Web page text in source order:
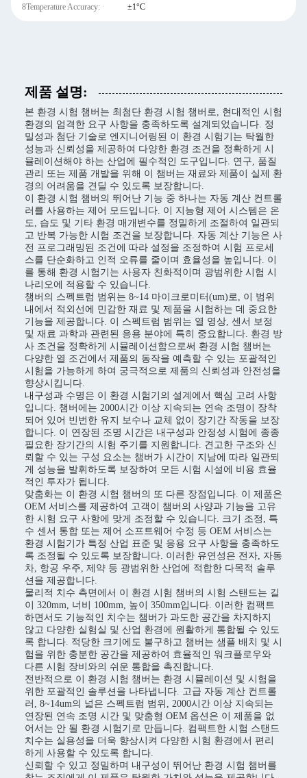
8Temperature Accuracy: ±1°C
제품 설명:
본 환경 시험 챔버는 최첨단 환경 시험 챔버로, 현대적인 시험
환경의 엄격한 요구 사항을 충족하도록 설계되었습니다. 정
밀성과 첨단 기술로 엔지니어링된 이 환경 시험기는 탁월한
성능과 신뢰성을 제공하여 다양한 환경 조건을 정확하게 시
뮬레이션해야 하는 산업에 필수적인 도구입니다. 연구, 품질
관리 또는 제품 개발을 위해 이 챔버는 재료와 제품이 실제 환
경의 어려움을 견딜 수 있도록 보장합니다.
이 환경 시험 챔버의 뛰어난 기능 중 하나는 자동 계산 컨트롤
러를 사용하는 제어 모드입니다. 이 지능형 제어 시스템은 온
도, 습도 및 기타 환경 매개변수를 정밀하게 조절하여 일관되
고 반복 가능한 시험 조건을 보장합니다. 자동 계산 기능은 사
전 프로그래밍된 조건에 따라 설정을 조정하여 시험 프로세
스를 단순화하고 인적 오류를 줄이며 효율성을 높입니다. 이
를 통해 환경 시험기는 사용자 친화적이며 광범위한 시험 시
나리오에 적용할 수 있습니다.
챔버의 스펙트럼 범위는 8~14 마이크로미터(um)로, 이 범위
내에서 적외선에 민감한 재료 및 제품을 시험하는 데 중요한
기능을 제공합니다. 이 스펙트럼 범위는 열 영상, 센서 보정
및 재료 과학과 관련된 응용 분야에 특히 중요합니다. 환경 방
사 조건을 정확하게 시뮬레이션함으로써 환경 시험 챔버는
다양한 열 조건에서 제품의 동작을 예측할 수 있는 포괄적인
시험을 가능하게 하여 궁극적으로 제품의 신뢰성과 안전성을
향상시킵니다.
내구성과 수명은 이 환경 시험기의 설계에서 핵심 고려 사항
입니다. 챔버에는 2000시간 이상 지속되는 연속 조명이 장착
되어 있어 빈번한 유지 보수나 교체 없이 장기간 작동을 보장
합니다. 이 연장된 조명 시간은 내구성과 안정성 시험에 종종
필요한 장기간의 시험 주기를 지원합니다. 견고한 구조와 신
뢰할 수 있는 구성 요소는 챔버가 시간이 지남에 따라 일관되
게 성능을 발휘하도록 보장하여 모든 시험 시설에 비용 효율
적인 투자가 됩니다.
맞춤화는 이 환경 시험 챔버의 또 다른 장점입니다. 이 제품은
OEM 서비스를 제공하여 고객이 챔버의 사양과 기능을 고유
한 시험 요구 사항에 맞게 조정할 수 있습니다. 크기 조정, 특
수 센서 통합 또는 제어 소프트웨어 수정 등 OEM 서비스는
환경 시험기가 특정 산업 표준 및 응용 요구 사항을 충족하도
록 조정될 수 있도록 보장합니다. 이러한 유연성은 전자, 자동
차, 항공 우주, 제약 등 광범위한 산업에 적합한 다목적 솔루
션을 제공합니다.
물리적 치수 측면에서 이 환경 시험 챔버의 시험 스탠드는 길
이 320mm, 너비 100mm, 높이 350mm입니다. 이러한 컴팩트
하면서도 기능적인 치수는 챔버가 과도한 공간을 차지하지
않고 다양한 실험실 및 산업 환경에 원활하게 통합될 수 있도
록 합니다. 적당한 크기에도 불구하고 챔버는 샘플 배치 및 시
험을 위한 충분한 공간을 제공하여 효율적인 워크플로우와
다른 시험 장비와의 쉬운 통합을 촉진합니다.
전반적으로 이 환경 시험 챔버는 환경 시뮬레이션 및 시험을
위한 포괄적인 솔루션을 나타냅니다. 고급 자동 계산 컨트롤
러, 8~14um의 넓은 스펙트럼 범위, 2000시간 이상 지속되는
연장된 연속 조명 시간 및 맞춤형 OEM 옵션은 이 제품을 없
어서는 안 될 환경 시험기로 만듭니다. 컴팩트한 시험 스탠드
치수는 실용성을 더욱 향상시켜 다양한 시험 환경에서 편리
하게 사용할 수 있도록 합니다.
신뢰할 수 있고 정밀하며 내구성이 뛰어난 환경 시험 챔버를